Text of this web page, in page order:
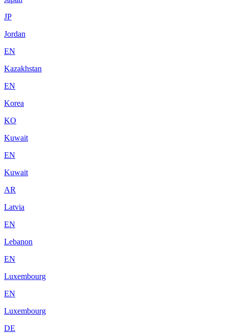
JP
Jordan
EN
Kazakhstan
EN
Korea
KO
Kuwait
EN
Kuwait
AR
Latvia
EN
Lebanon
EN
Luxembourg
EN
Luxembourg
DE